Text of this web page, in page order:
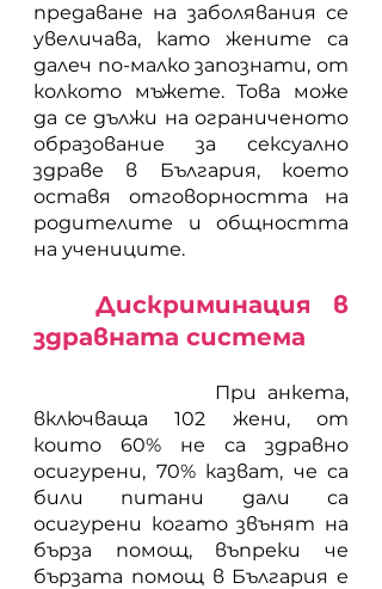
предаване на заболявания се
увеличава, като жените са
далеч по-малко запознати, от
колкото мъжете. Това може
да се дължи на ограниченото
образование за сексуално
здраве в България, което
оставя отговорността на
родителите и общността
на учениците.
Дискриминация в
здравната система
включваща 102 жени, от
които 60% не са здравно
осигурени, 70% казват, че са
били питани дали са
осигурени когато звънят на
бърза помощ, въпреки че
бързата помощ в България е